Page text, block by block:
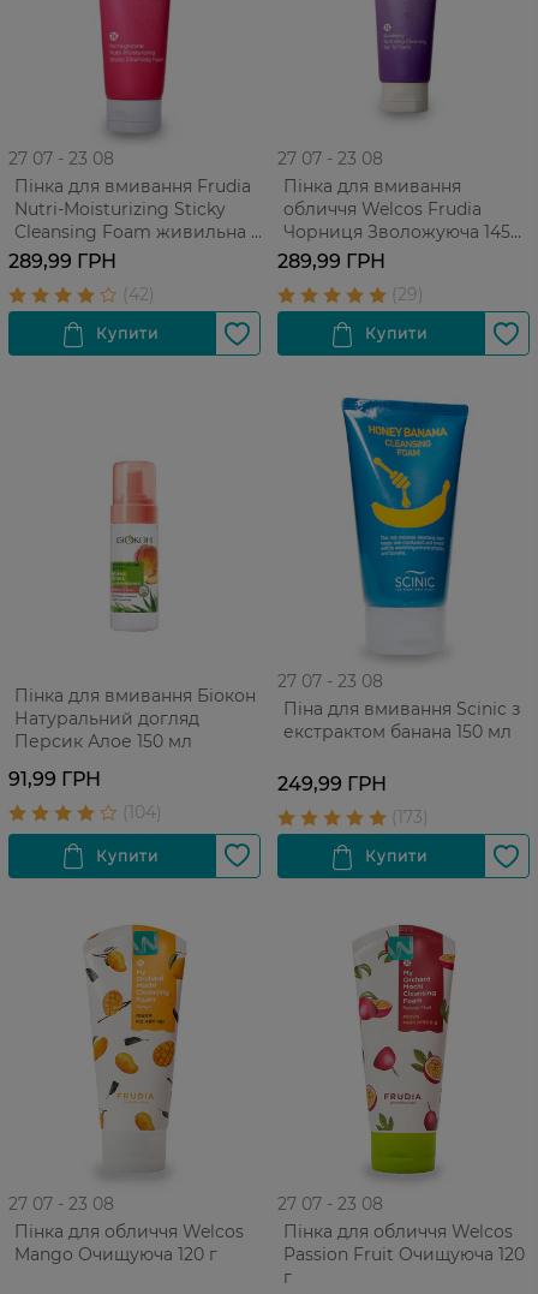
27 07 - 23 08
Пінка для вмивання Frudia
Nutri-Moisturizing Sticky
Cleansing Foam живильна з
гранатом Для усіх типів
шкіри 145 г
289,99 ГРН
27 07 - 23 08
Пінка для вмивання
обличчя Welcos Frudia
Чорниця Зволожуюча 145
мл
289,99 ГРН
Пінка для вмивання Біокон
Натуральний догляд
Персик Алое 150 мл
91,99 ГРН
27 07 - 23 08
Піна для вмивання Scinic з
екстрактом банана 150 мл
249,99 ГРН
27 07 - 23 08
Пінка для обличчя Welcos
Mango Очищуюча 120 г
27 07 - 23 08
Пінка для обличчя Welcos
Passion Fruit Очищуюча 120
г